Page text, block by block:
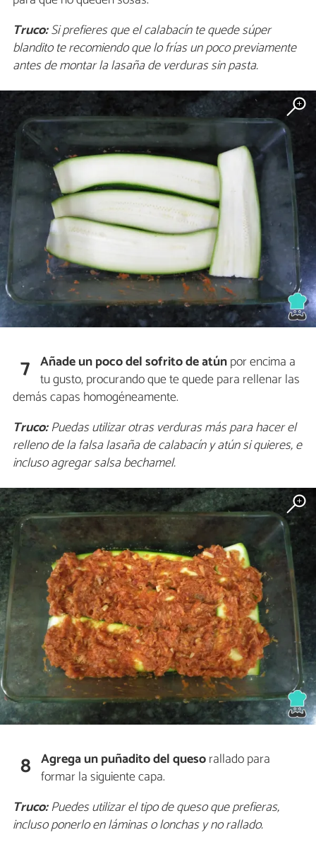
Truco:Si prefieres que el calabacín te quede súper
blandito te recomiendo que lo frías un poco previamente
antes de montar la lasaña de verduras sin pasta.
7 Añade un poco del sofrito de atúnpor encima a
tu gusto, procurando que te quede para rellenar las
demás capas homogéneamente.
Truco:Puedas utilizar otras verduras más para hacer el
relleno de la falsa lasaña de calabacín y atún si quieres, e
incluso agregar salsa bechamel.
8 Agrega un puñadito del quesorallado para
formar la siguiente capa.
Truco:Puedes utilizar el tipo de queso que prefieras,
incluso ponerlo en láminas o lonchas y no rallado.